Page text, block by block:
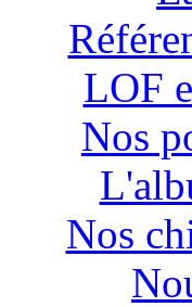
LOF
Nos
Nos